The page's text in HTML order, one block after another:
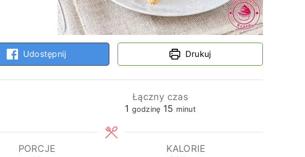
Udostępnij Drukuj
Łączny czas
1 godzina
godzinę 15 minuty
minut
PORCJE
KALORIE